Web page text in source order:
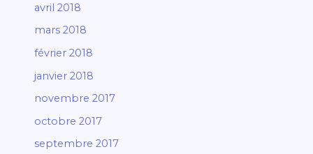
avril 2018
mars 2018
février 2018
janvier 2018
novembre 2017
octobre 2017
septembre 2017